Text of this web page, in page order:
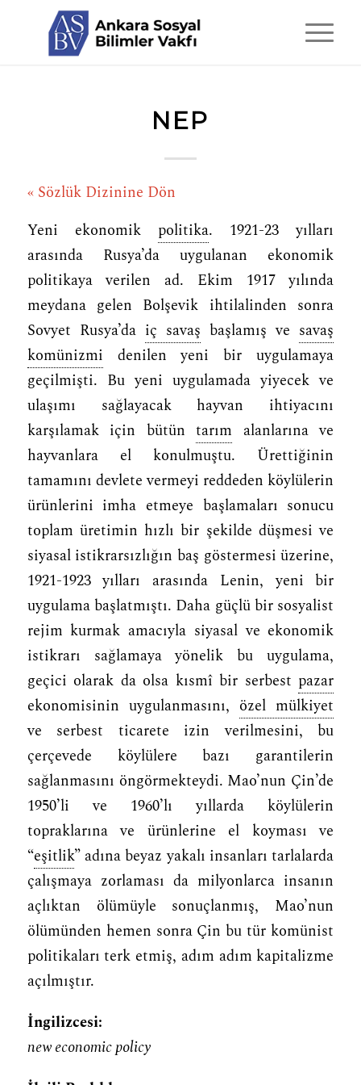
NEP
« Sözlük Dizinine Dön
Yeni ekonomik politika. 1921-23 yılları
arasında Rusya’da uygulanan ekonomik
politikaya verilen ad. Ekim 1917 yılında
meydana gelen Bolşevik ihtilalinden sonra
Sovyet Rusya’da iç savaş başlamış ve savaş
komünizmi denilen yeni bir uygulamaya
geçilmişti. Bu yeni uygulamada yiyecek ve
ulaşımı sağlayacak hayvan ihtiyacını
karşılamak için bütüntarım alanlarına ve
hayvanlara el konulmuştu. Ürettiğinin
tamamını devlete vermeyi reddeden köylülerin
ürünlerini imha etmeye başlamaları sonucu
toplam üretimin hızlı bir şekilde düşmesi ve
siyasal istikrarsızlığın baş göstermesi üzerine,
1921-1923 yılları arasında Lenin, yeni bir
uygulama başlatmıştı. Daha güçlü bir sosyalist
rejim kurmak amacıyla siyasal ve ekonomik
istikrarı sağlamaya yönelik bu uygulama,
geçici olarak da olsa kısmî bir serbest pazar
ekonomisinin uygulanmasını, özel mülkiyet
ve serbest ticarete izin verilmesini, bu
çerçevede köylülere bazı garantilerin
sağlanmasını öngörmekteydi. Mao’nun Çin’de
1950’li ve 1960’lı yıllarda köylülerin
topraklarına ve ürünlerine el koyması ve
“eşitlik” adına beyaz yakalı insanları tarlalarda
çalışmaya zorlaması da milyonlarca insanın
açlıktan ölümüyle sonuçlanmış, Mao’nun
ölümünden hemen sonra Çin bu tür komünist
politikaları terk etmiş, adım adım kapitalizme
açılmıştır.
İngilizcesi:
new economic policy